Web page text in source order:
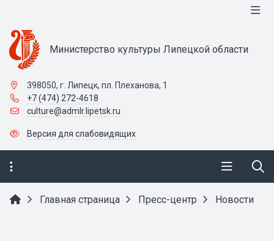
Министерство культуры Липецкой области
398050, г. Липецк, пл. Плеханова, 1
+7 (474) 272-4618
culture@admlr.lipetsk.ru
Версия для слабовидящих
Главная страница Пресс-центр Новости